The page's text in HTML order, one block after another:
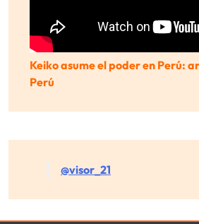
Keiko asume el poder en Perú:
Perú
@visor_21